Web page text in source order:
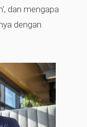
dan mengapa
dengan